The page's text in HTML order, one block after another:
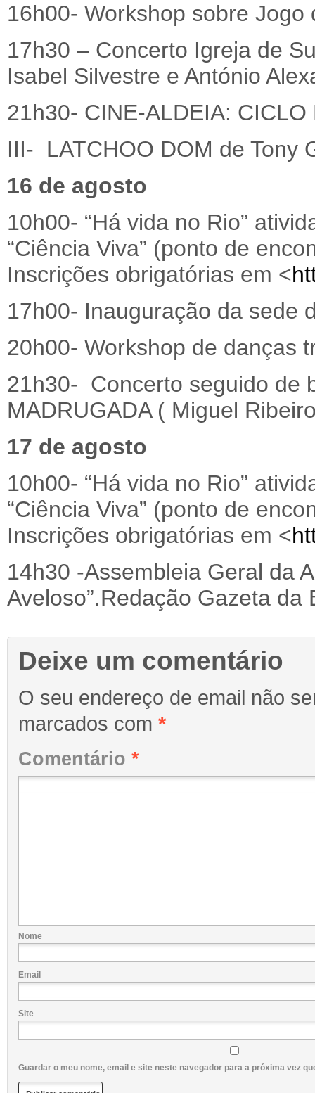
16h00- Workshop sobre Jogo
17h30 – Concerto Igreja de
Isabel Silvestre e António
21h30- CINE-ALDEIA:
III- LATCHOO DOM de Tony
16 de agosto
10h00- “Há vida no Rio”
“Ciência Viva” (ponto de
Inscrições obrigatórias em <
17h00- Inauguração da sede
20h00- Workshop de danças
21h30- Concerto seguido de
MADRUGADA ( Miguel
17 de agosto
10h00- “Há vida no Rio”
“Ciência Viva” (ponto de
Inscrições obrigatórias em <
14h30 -Assembleia Geral da
Aveloso”.Redação Gazeta da
Deixe um comentário
O seu endereço de email não
marcados com *
Comentário *
Nome
Email
Site
Guardar o meu nome, email e site neste navegador para a próxima vez